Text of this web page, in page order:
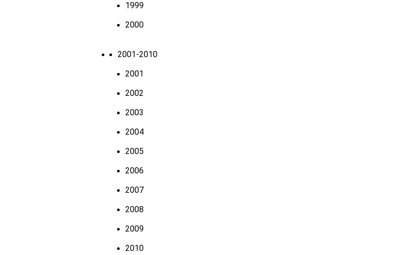
1999
2000
2001-2010
2001
2002
2003
2004
2005
2006
2007
2008
2009
2010